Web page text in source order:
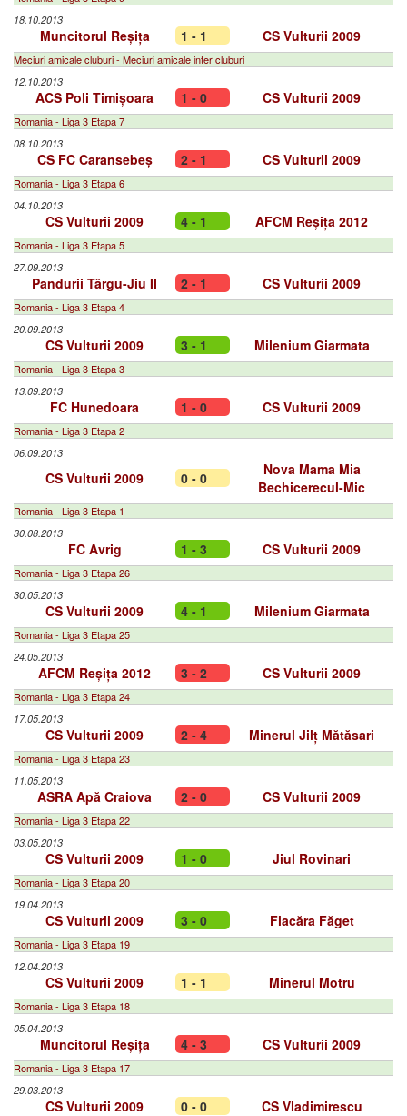
18.10.2013
Muncitorul Reșița 1 - 1 CS Vulturii 2009
Meciuri amicale cluburi - Meciuri amicale inter cluburi
12.10.2013
ACS Poli Timișoara 1 - 0 CS Vulturii 2009
Romania - Liga 3 Etapa 7
08.10.2013
CS FC Caransebeș 2 - 1 CS Vulturii 2009
Romania - Liga 3 Etapa 6
04.10.2013
CS Vulturii 2009 4 - 1 AFCM Reșița 2012
Romania - Liga 3 Etapa 5
27.09.2013
Pandurii Târgu-Jiu II 2 - 1 CS Vulturii 2009
Romania - Liga 3 Etapa 4
20.09.2013
CS Vulturii 2009 3 - 1 Milenium Giarmata
Romania - Liga 3 Etapa 3
13.09.2013
FC Hunedoara 1 - 0 CS Vulturii 2009
Romania - Liga 3 Etapa 2
06.09.2013
CS Vulturii 2009 0 - 0
Nova Mama Mia
Bechicerecul-Mic
Romania - Liga 3 Etapa 1
30.08.2013
FC Avrig 1 - 3 CS Vulturii 2009
Romania - Liga 3 Etapa 26
30.05.2013
CS Vulturii 2009 4 - 1 Milenium Giarmata
Romania - Liga 3 Etapa 25
24.05.2013
AFCM Reșița 2012 3 - 2 CS Vulturii 2009
Romania - Liga 3 Etapa 24
17.05.2013
CS Vulturii 2009 2 - 4 Minerul Jilț Mătăsari
Romania - Liga 3 Etapa 23
11.05.2013
ASRA Apă Craiova 2 - 0 CS Vulturii 2009
Romania - Liga 3 Etapa 22
03.05.2013
CS Vulturii 2009 1 - 0 Jiul Rovinari
Romania - Liga 3 Etapa 20
19.04.2013
CS Vulturii 2009 3 - 0 Flacăra Făget
Romania - Liga 3 Etapa 19
12.04.2013
CS Vulturii 2009 1 - 1 Minerul Motru
Romania - Liga 3 Etapa 18
05.04.2013
Muncitorul Reșița 4 - 3 CS Vulturii 2009
Romania - Liga 3 Etapa 17
29.03.2013
CS Vulturii 2009 0 - 0 CS Vladimirescu